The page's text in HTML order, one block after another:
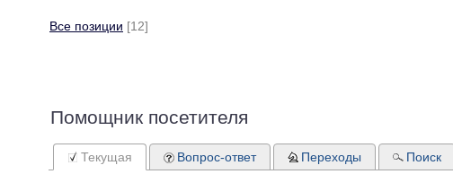
Все позиции [12]
Помощник посетителя
Текущая Вопрос-ответ Переходы Поиск